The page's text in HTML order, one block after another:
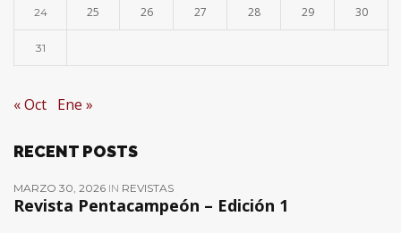
24 25 26 27 28 29 30
31
« Oct Ene »
RECENT POSTS
MARZO 30, 2026 IN REVISTAS
Revista Pentacampeón – Edición 1